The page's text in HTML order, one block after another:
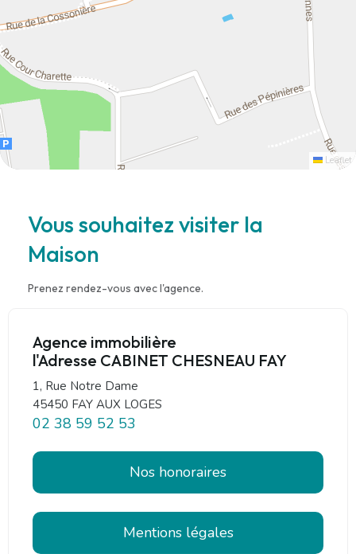
Leaflet
Vous souhaitez visiter la
Maison
Prenez rendez-vous avec l'agence.
Agence immobilière
l'Adresse CABINET CHESNEAU FAY
1, Rue Notre Dame
45450 FAY AUX LOGES
02 38 59 52 53
Nos honoraires
Mentions légales